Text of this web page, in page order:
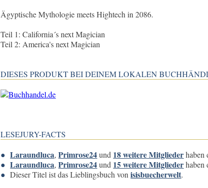
Ägyptische Mythologie meets Hightech in 2086.
Teil 1: California´s next Magician
Teil 2: America's next Magician
DIESES PRODUKT BEI DEINEM LOKALEN
LESEJURY-FACTS
Laraundluca,Primrose24und 18 weitere Mitgliederhaben
Laraundluca,Primrose24und 15 weitere Mitgliederhaben
Dieser Titel ist das Lieblingsbuch vonisisbuecherwelt.